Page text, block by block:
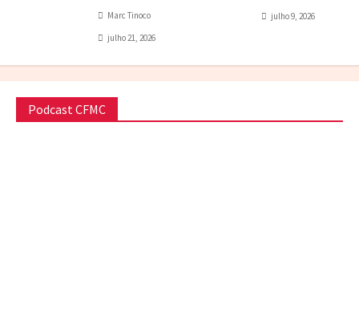
Marc Tinoco
julho 21, 2026
julho 9, 2026
Podcast CFMC